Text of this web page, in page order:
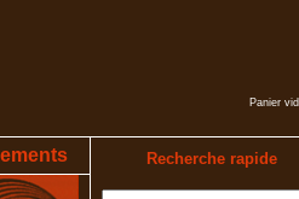
Panier
Recherche rapide